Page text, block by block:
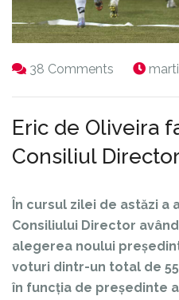
38 Comments
Eric de Oliveira
Consiliul Director
În cursul zilei de astăzi a
Consiliului Director
alegerea noului
voturi dintr-un total de
în funcția de președinte